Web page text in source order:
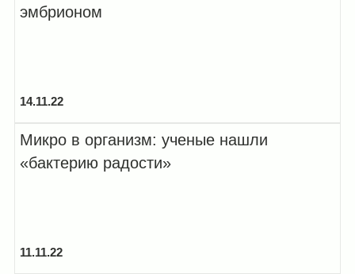
эмбрионом
14.11.22
Микро в организм: ученые нашли
«бактерию радости»
11.11.22